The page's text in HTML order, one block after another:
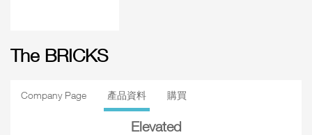
The BRICKS
Company Page 產品資料 購買
Elevated